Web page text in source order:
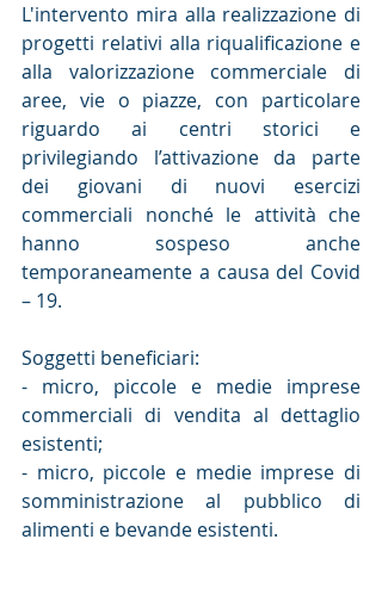
L'intervento mira alla realizzazione di
progetti relativi alla riqualificazione e
alla valorizzazione commerciale di
aree, vie o piazze, con particolare
riguardo ai centri storici e
privilegiando l’attivazione da parte
dei giovani di nuovi esercizi
commerciali nonché le attività che
hanno sospeso anche
temporaneamente a causa del Covid
– 19.
Soggetti beneficiari:
- micro, piccole e medie imprese
commerciali di vendita al dettaglio
esistenti;
- micro, piccole e medie imprese di
somministrazione al pubblico di
alimenti e bevande esistenti.